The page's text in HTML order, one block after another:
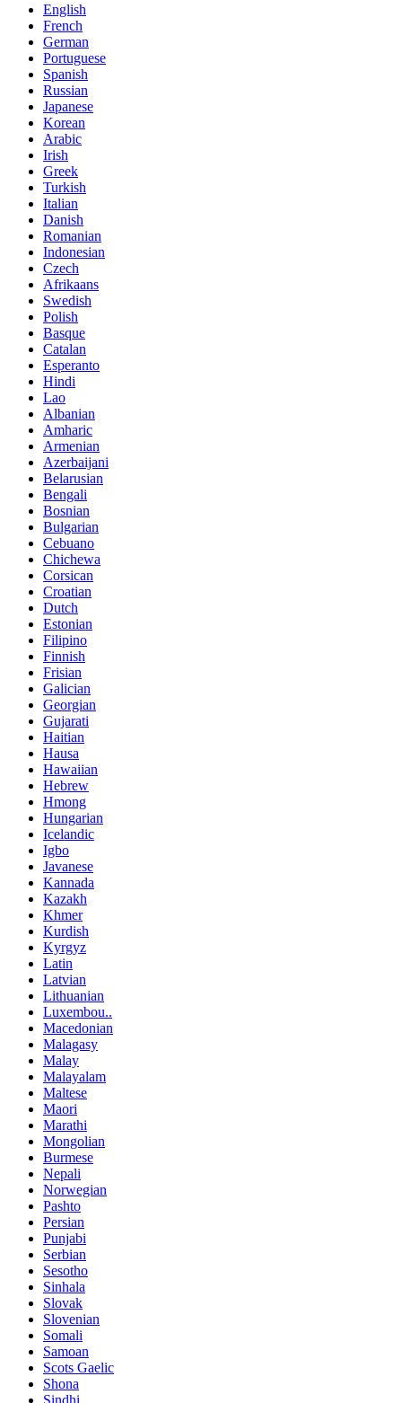
English
French
German
Portuguese
Spanish
Russian
Japanese
Korean
Arabic
Irish
Greek
Turkish
Italian
Danish
Romanian
Indonesian
Czech
Afrikaans
Swedish
Polish
Basque
Catalan
Esperanto
Hindi
Lao
Albanian
Amharic
Armenian
Azerbaijani
Belarusian
Bengali
Bosnian
Bulgarian
Cebuano
Chichewa
Corsican
Croatian
Dutch
Estonian
Filipino
Finnish
Frisian
Galician
Georgian
Gujarati
Haitian
Hausa
Hawaiian
Hebrew
Hmong
Hungarian
Icelandic
Igbo
Javanese
Kannada
Kazakh
Khmer
Kurdish
Kyrgyz
Latin
Latvian
Lithuanian
Luxembou..
Macedonian
Malagasy
Malay
Malayalam
Maltese
Maori
Marathi
Mongolian
Burmese
Nepali
Norwegian
Pashto
Persian
Punjabi
Serbian
Sesotho
Sinhala
Slovak
Slovenian
Somali
Samoan
Scots Gaelic
Shona
Sindhi